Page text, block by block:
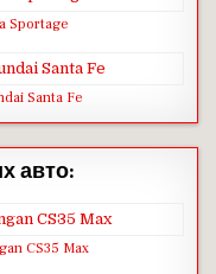
Sportage
Santa Fe
авто:
CS35 Max